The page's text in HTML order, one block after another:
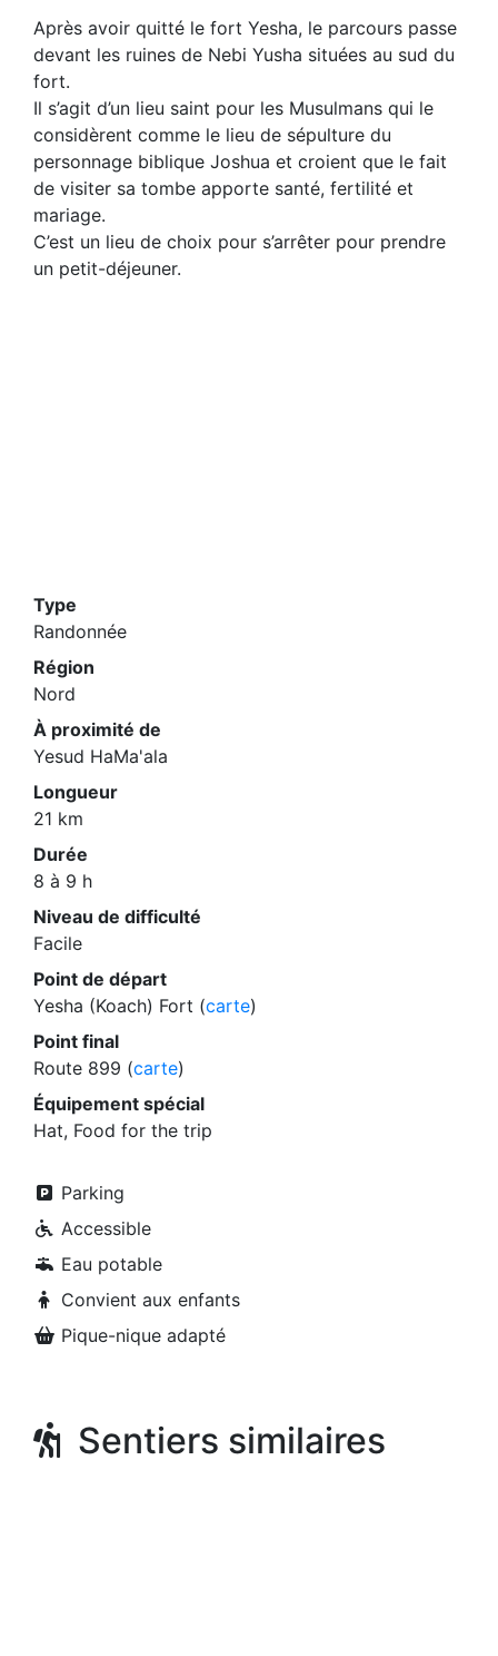
Après avoir quitté le fort Yesha, le parcours passe
devant les ruines de Nebi Yusha situées au sud du
fort.
Il s’agit d’un lieu saint pour les Musulmans qui le
considèrent comme le lieu de sépulture du
personnage biblique Joshua et croient que le fait
de visiter sa tombe apporte santé, fertilité et
mariage.
C’est un lieu de choix pour s’arrêter pour prendre
un petit-déjeuner.
Type
Randonnée
Région
Nord
À proximité de
Yesud HaMa'ala
Longueur
21 km
Durée
8 à 9 h
Niveau de difficulté
Facile
Point de départ
Yesha (Koach) Fort (carte)
Point final
Route 899 (carte)
Équipement spécial
Hat, Food for the trip
Parking
Accessible
Eau potable
Convient aux enfants
Pique-nique adapté
Sentiers similaires